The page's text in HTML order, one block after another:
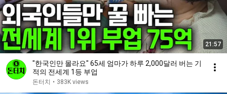
21:57
"한국인만 몰라요" 65세 엄마가 하루 2,000달러 버는 기
적의 전세계 1등 부업
돈터치 • 383K views